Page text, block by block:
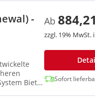
-
Bietet
Ab
zzgl. 19% MwSt.
Sofort